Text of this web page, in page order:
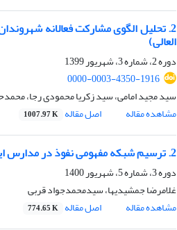
2. تحلیل الگوی مشارکت فعالانه
العالی)
دوره 2، شماره 3، شهریور 1399
0000-0003-4350-1916
سید مجید امامی، سید زکریا محمودی رجا،
مشاهده مقاله
اصل مقاله 1007.97 K
2. ترسیم شبکه مفهومی نفوذ در مدارس ایرانی با رویکرد بررسی اسناد لانه جاسوسی آمریکا در ایران
دوره 3، شماره 5، شهریور 1400
غلامرضا جمشیدیها، سیدمحمدجواد قربی
مشاهده مقاله
اصل مقاله 774.65 K